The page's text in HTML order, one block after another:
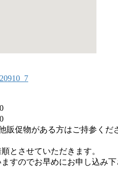
販促物がある方はご持参くだ
とさせていただきます。
すのでお早めにお申し込み下